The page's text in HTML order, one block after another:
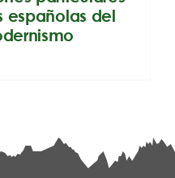
españolas del